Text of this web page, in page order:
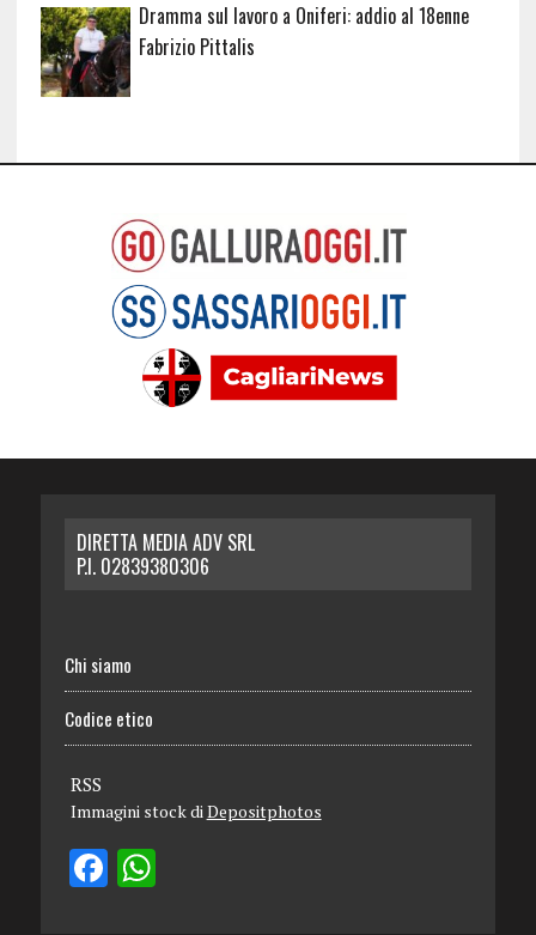
Dramma sul lavoro a Oniferi: addio al 18enne
Fabrizio Pittalis
DIRETTA MEDIA ADV SRL
P.I. 02839380306
Chi siamo
Codice etico
RSS
Immagini stock diDepositphotos